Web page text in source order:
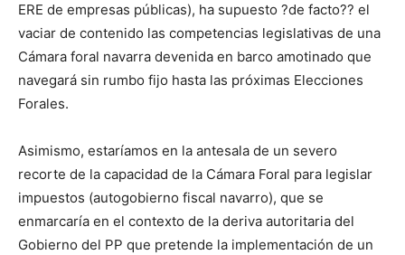
ERE de empresas públicas), ha supuesto ?de facto?? el
vaciar de contenido las competencias legislativas de una
Cámara foral navarra devenida en barco amotinado que
navegará sin rumbo fijo hasta las próximas Elecciones
Forales.
Asimismo, estaríamos en la antesala de un severo
recorte de la capacidad de la Cámara Foral para legislar
impuestos (autogobierno fiscal navarro), que se
enmarcaría en el contexto de la deriva autoritaria del
Gobierno del PP que pretende la implementación de un